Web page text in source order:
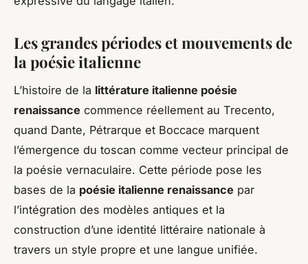
Les grandes périodes et mouvements de
la poésie italienne
L’histoire de la littérature italienne poésie
renaissance commence réellement au Trecento,
quand Dante, Pétrarque et Boccace marquent
l’émergence du toscan comme vecteur principal de
la poésie vernaculaire. Cette période pose les
bases de la poésie italienne renaissance par
l’intégration des modèles antiques et la
construction d’une identité littéraire nationale à
travers un style propre et une langue unifiée.